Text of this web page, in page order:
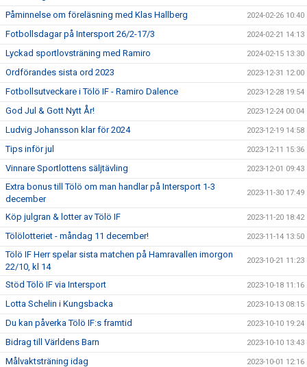
Påminnelse om föreläsning med Klas Hallberg 2024-02-26 10:40
Fotbollsdagar på Intersport 26/2-17/3 2024-02-21 14:13
Lyckad sportlovsträning med Ramiro 2024-02-15 13:30
Ordförandes sista ord 2023 2023-12-31 12:00
Fotbollsutveckare i Tölö IF - Ramiro Dalence 2023-12-28 19:54
God Jul & Gott Nytt År! 2023-12-24 00:04
Ludvig Johansson klar för 2024 2023-12-19 14:58
Tips inför jul 2023-12-11 15:36
Vinnare Sportlottens säljtävling 2023-12-01 09:43
Extra bonus till Tölö om man handlar på Intersport 1-3
december
2023-11-30 17:49
Köp julgran & lotter av Tölö IF 2023-11-20 18:42
Tölölotteriet - måndag 11 december! 2023-11-14 13:50
Tölö IF Herr spelar sista matchen på Hamravallen imorgon
22/10, kl 14
2023-10-21 11:23
Stöd Tölö IF via Intersport 2023-10-18 11:16
Lotta Schelin i Kungsbacka 2023-10-13 08:15
Du kan påverka Tölö IF:s framtid 2023-10-10 19:24
Bidrag till Världens Barn 2023-10-10 13:43
Målvaktsträning idag 2023-10-01 12:16